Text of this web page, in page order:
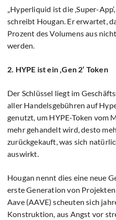
„Hyperliquid ist die ‚Super-
schreibt Hougan. Er erwartet,
Prozent des Volumens aus
werden.
2. HYPE ist ein ‚Gen 2‘ Token
Der Schlüssel liegt im
aller Handelsgebühren auf
genutzt, um HYPE-Token vom
mehr gehandelt wird, desto
zurückgekauft, was sich
auswirkt.
Hougan nennt dies eine neue
erste Generation von
Aave (AAVE) scheuten sich
Konstruktion, aus Angst vor